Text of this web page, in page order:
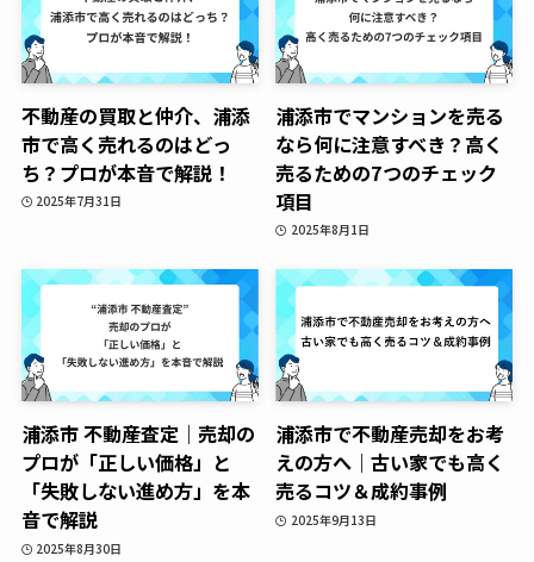
不動産の買取と仲介、浦添
市で高く売れるのはどっ
ち？プロが本音で解説！
2025年7月31日
浦添市でマンションを売る
なら何に注意すべき？高く
売るための7つのチェック
項目
2025年8月1日
浦添市 不動産査定｜売却の
プロが「正しい価格」と
「失敗しない進め方」を本
音で解説
2025年8月30日
浦添市で不動産売却をお考
えの方へ｜古い家でも高く
売るコツ＆成約事例
2025年9月13日